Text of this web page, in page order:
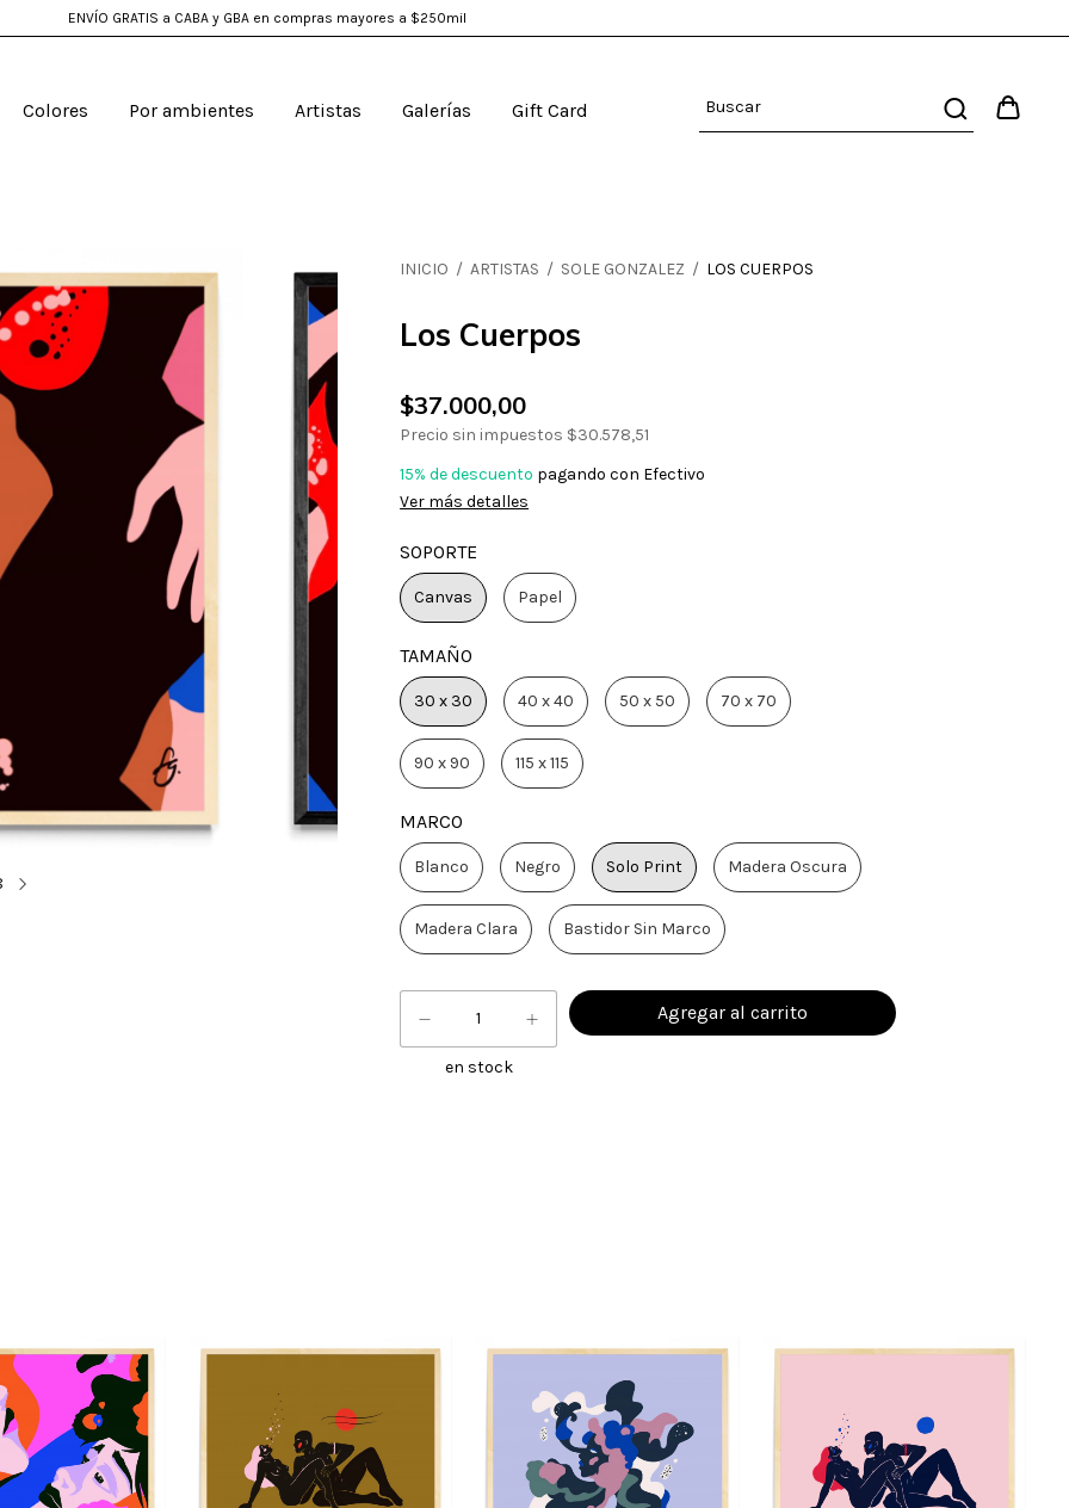
ENVÍO GRATIS a CABA y GBA en compras mayores a $250mil
Colores Por ambientes Artistas Galerías Gift Card
INICIO / ARTISTAS / SOLE GONZALEZ / LOS CUERPOS
Los Cuerpos
$37.000,00
Precio sin impuestos $30.578,51
15% de descuento pagando con Efectivo
Ver más detalles
SOPORTE
Canvas Papel
TAMAÑO
30 x 30 40 x 40 50 x 50 70 x 70
90 x 90 115 x 115
MARCO
Blanco Negro Solo Print Madera Oscura
Madera Clara Bastidor Sin Marco
en stock